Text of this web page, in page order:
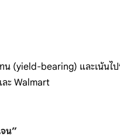
bearing) และเน้นไปที่
ะ Walmart
น”